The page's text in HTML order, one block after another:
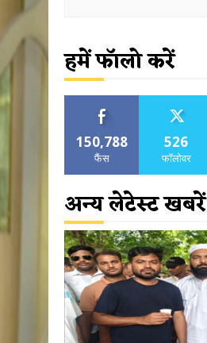
हमें फॉलो करें
150,788
फैंस
526
फॉलोवर
अन्य लेटेस्ट खबरें